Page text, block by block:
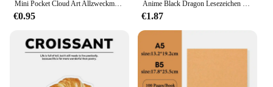
€0.95 €1.87